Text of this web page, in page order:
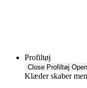
Profiltøj
Close Profiltøj
Klæder skaber